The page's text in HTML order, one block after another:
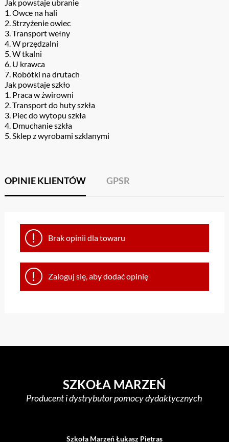
Jak powstaje ubranie
1. Owce na hali
2. Strzyżenie owiec
3. Transport wełny
4. W przędzalni
5. W tkalni
6. U krawca
7. Robótki na drutach
Jak powstaje szkło
1. Praca w żwirowni
2. Transport do huty szkła
3. Piec do wytopu szkła
4. Dmuchanie szkła
5. Sklep z wyrobami szklanymi
OPINIE KLIENTÓW GPSR
Brak opinii dla towaru
Zaloguj się, aby dodać opinię
SZKOŁA MARZEŃ
Producent i dystrybutor pomocy dydaktycznych
Szkoła Marzeń Łukasz Pietras